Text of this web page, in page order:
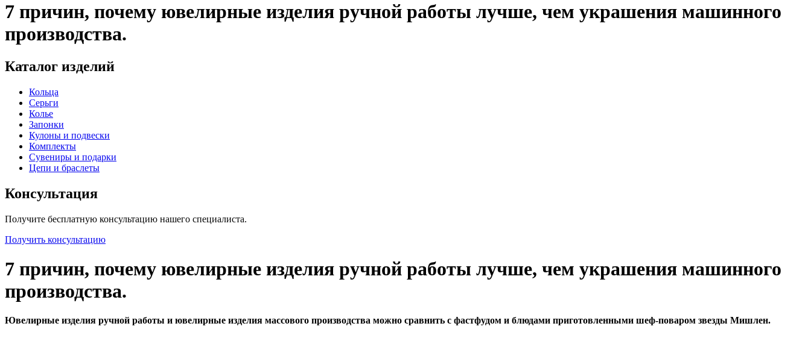
7 причин, почему ювелирные изделия ручной работы лучше, чем украшения машинного
производства.
Каталог изделий
Кольца
Серьги
Колье
Запонки
Кулоны и подвески
Комплекты
Сувениры и подарки
Цепи и браслеты
Консультация
Получите бесплатную консультацию нашего специалиста.
Получить консультацию
7 причин, почему ювелирные изделия ручной работы лучше, чем украшения машинного
производства.
Ювелирные изделия ручной работы и ювелирные изделия массового производства можно сравнить с фастфудом и блюдами приготовленными шеф-поваром звезды Мишлен.